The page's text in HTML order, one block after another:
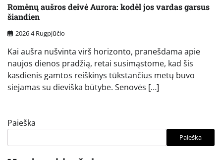
Romėnų aušros deivė Aurora: kodėl jos vardas garsus
šiandien
2026 4 Rugpjūčio
Kai aušra nušvinta virš horizonto, pranešdama apie
naujos dienos pradžią, retai susimąstome, kad šis
kasdienis gamtos reiškinys tūkstančius metų buvo
siejamas su dieviška būtybe. Senovės […]
Paieška
Paieška